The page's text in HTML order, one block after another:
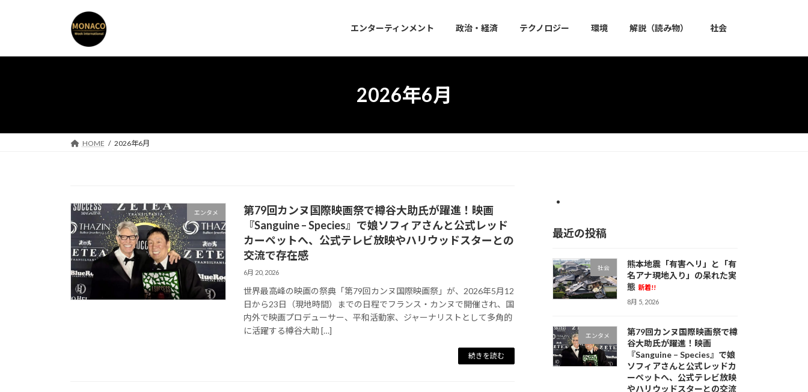
プ
動
エンターティンメント 政治・経済 テクノロジー 環境 解説（読み物） 社会
2026年6月
HOME 2026年6月
エンタメ
第79回カンヌ国際映画祭で樽谷大助氏が躍進！映画
『Sanguine – Species』で娘ソフィアさんと公式レッド
カーペットへ、公式テレビ放映やハリウッドスターとの
交流で存在感
6月 20, 2026
世界最高峰の映画の祭典「第79回カンヌ国際映画祭」が、2026年5月12
日から23日（現地時間）までの日程でフランス・カンヌで開催され、国
内外で映画プロデューサー、平和活動家、ジャーナリストとして多角的
に活躍する樽谷大助 […]
続きを読む
最近の投稿
社会
熊本地震「有害ヘリ」と「有
名アナ現地入り」の呆れた実
態 新着!!
8月 5, 2026
エンタメ
第79回カンヌ国際映画祭で樽
谷大助氏が躍進！映画
『Sanguine – Species』で娘
ソフィアさんと公式レッドカ
ーペットへ、公式テレビ放映
やハリウッドスターとの交流